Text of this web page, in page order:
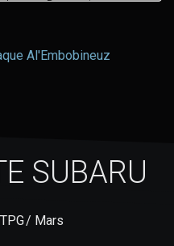
Al'Embobineuz
SUBARU
/ Mars